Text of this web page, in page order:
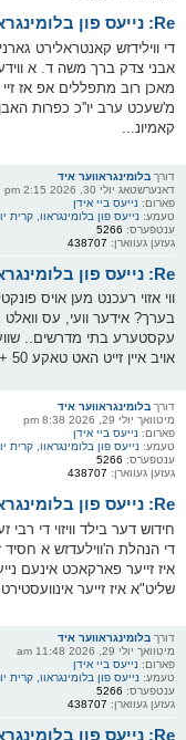
Re: נייעס פון בלומינגראוו, קרית יואל
די ווילידזש קאנטראלירט
אבני צדק ברך משה ד. א
מאכן רוב מתפללים אפ אז זיי
קאמיונ...
דורך בלומינגראווער איד
דאנערשטאג יולי 30, 2026 2:15 pm
פארום: נייעס ביי אידן
טעמע: נייעס פון בלומינגראוו, קרית
ענטפערס: 5266
געזען געווארן: 438707
Re: נייעס פון בלומינגראוו, קרית יואל
ווי אזוי רעכנט מען אויס
בערך? אידער וועי, עס וואלט
אויב איין זייט האט טאקע 50 +1, זאלן זיי זיך אינטרעסירן ביי א לויער וואס...
דורך בלומינגראווער איד
מיטוואך יולי 29, 2026 8:38 pm
פארום: נייעס ביי אידן
טעמע: נייעס פון בלומינגראוו, קרית
ענטפערס: 5266
געזען געווארן: 438707
Re: נייעס פון בלומינגראוו, קרית יואל
חידוש דער בילד וויזוי די רבי
איז זייער פארקאכט אינעם
שליט"א איז זייער
דורך בלומינגראווער איד
מיטוואך יולי 29, 2026 11:48 am
פארום: נייעס ביי אידן
טעמע: נייעס פון בלומינגראוו, קרית
ענטפערס: 5266
געזען געווארן: 438707
Re: נייעס פון בלומינגראוו, קרית יואל